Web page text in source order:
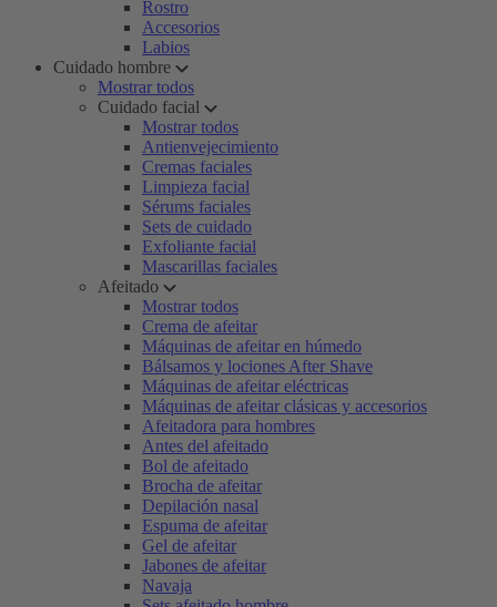
Rostro
Accesorios
Labios
Cuidado hombre
Mostrar todos
Cuidado facial
Mostrar todos
Antienvejecimiento
Cremas faciales
Limpieza facial
Sérums faciales
Sets de cuidado
Exfoliante facial
Mascarillas faciales
Afeitado
Mostrar todos
Crema de afeitar
Máquinas de afeitar en húmedo
Bálsamos y lociones After Shave
Máquinas de afeitar eléctricas
Máquinas de afeitar clásicas y accesorios
Afeitadora para hombres
Antes del afeitado
Bol de afeitado
Brocha de afeitar
Depilación nasal
Espuma de afeitar
Gel de afeitar
Jabones de afeitar
Navaja